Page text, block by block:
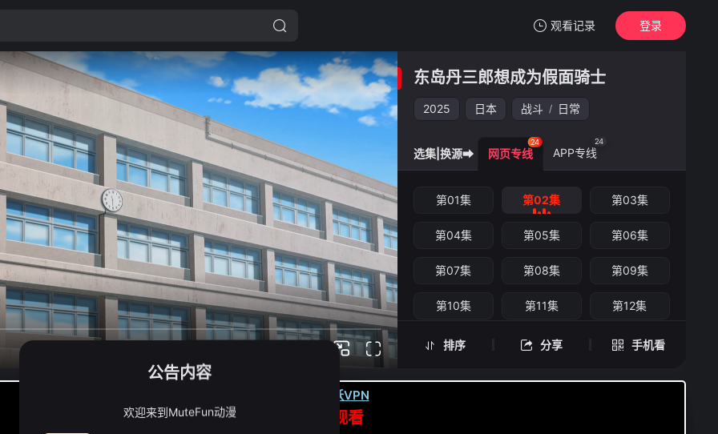
观看记录
我的观影记录
第02集
东岛丹三郎想成为假面骑士
登录
东岛丹三郎想成为假面骑士
2025 日本 战斗 / 日常
排序 分享 手机看
东岛丹三郎想成为假面骑士 -第02集
手机扫一扫继续看
选集|换源➡ 网页专线
24
APP专线
24
第01集 第02集 第03集
第04集 第05集 第06集
第07集 第08集 第09集
第10集 第11集 第12集
第13集 第14集 第15集
下载虎跃VPN
APP高速专线可前往APP观看
公告内容
欢迎来到MuteFun动漫